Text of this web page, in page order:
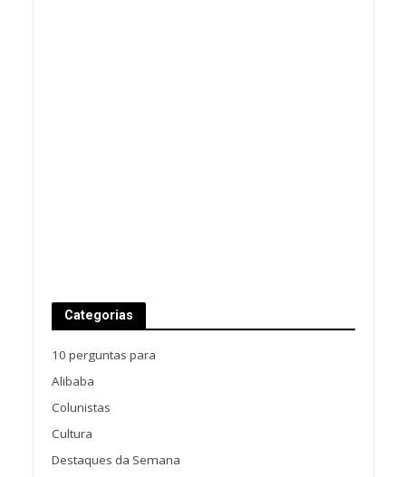
Categorias
10 perguntas para
Alibaba
Colunistas
Cultura
Destaques da Semana